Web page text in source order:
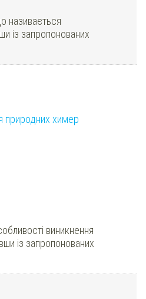
називається
із запропонованих
природних химер
виникнення
із запропонованих